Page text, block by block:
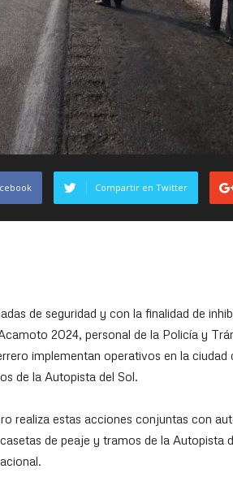
Compartir en Twitter
de seguridad y con la finalidad de
2024, personal de la Policía y
implementan operativos en la
de la Autopista del Sol.
realiza estas acciones conjuntas con
de peaje y tramos de la Autopista